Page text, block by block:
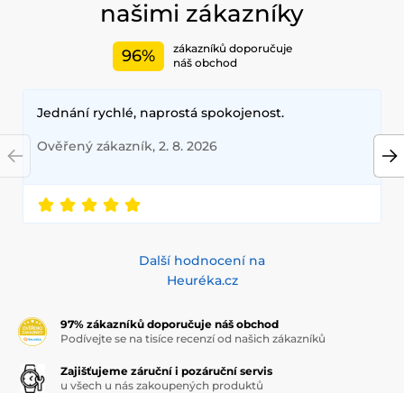
našimi zákazníky
96%
zákazníků doporučuje
náš obchod
Jednání rychlé, naprostá spokojenost.
Ověřený zákazník, 2. 8. 2026
Další hodnocení na
Heuréka.cz
97% zákazníků doporučuje náš obchod
Podívejte se na tisíce recenzí od našich zákazníků
Zajišťujeme záruční i pozáruční servis
u všech u nás zakoupených produktů